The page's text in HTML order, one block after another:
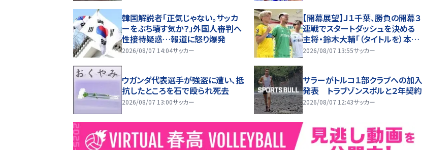
韓国解説者「正気じゃない。サッカ
ーをぶち壊す気か？」外国人審判へ
性接待疑惑…報道に怒り爆発
2026/08/07 14:04サッカー
【開幕展望】Ｊ１千葉、勝負の開幕３
連戦でスタートダッシュを決める
主将・鈴木大輔「（タイトルを）本気
で狙う」
2026/08/07 13:55サッカー
ウガンダ代表選手が強盗に遭い、抵
抗したところを石で殴られ死去
2026/08/07 13:00サッカー
サラーがトルコ１部クラブへの加入
発表 トラブゾンスポルと２年契約
2026/08/07 12:43サッカー